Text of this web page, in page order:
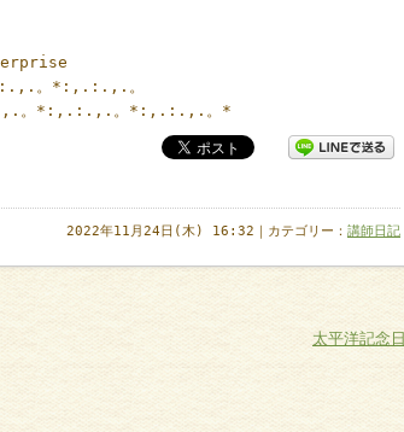
。*:,.:.,.。
*:,.:.,.。*:,.:.,.。*
2022年11月24日(木) 16:32｜カテゴリー： 講師日記
太平洋記念日